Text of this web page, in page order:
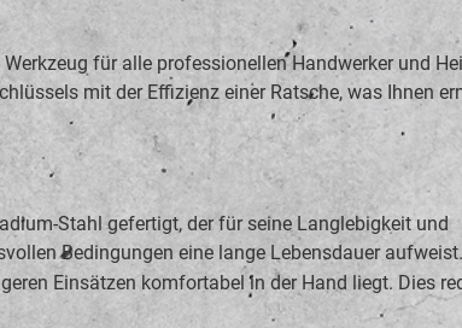
für alle professionellen Handwerker und
mit der Effizienz einer Ratsche, was Ihnen
Stahl gefertigt, der für seine Langlebigkeit und
Bedingungen eine lange Lebensdauer aufweist.
Einsätzen komfortabel in der Hand liegt. Dies